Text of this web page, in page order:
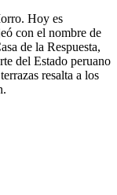
Hoy es
con el nombre de
de la Respuesta,
del Estado peruano
resalta a los